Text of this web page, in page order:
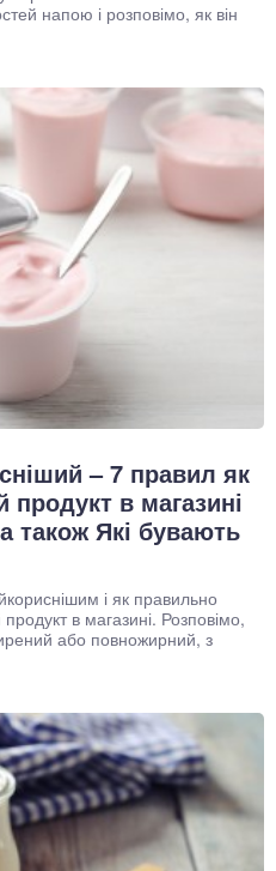
напою і розповімо, як він
– 7 правил як
в магазині
також Які бувають
і як правильно
в магазині. Розповімо,
або повножирний, з